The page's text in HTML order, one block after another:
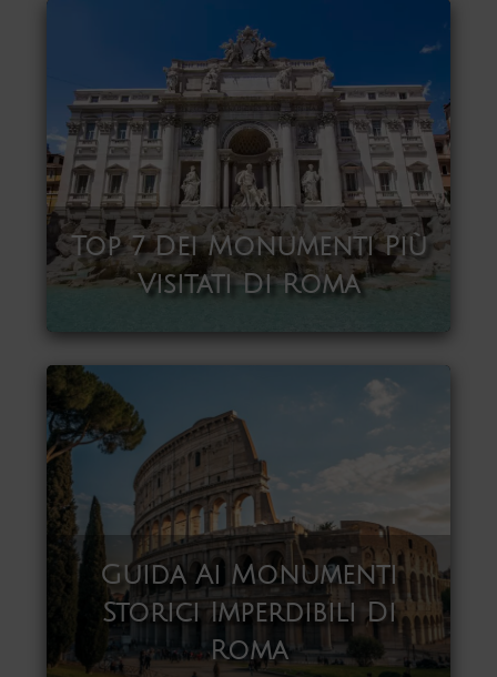
Top 7 Dei Monumenti Più
Visitati Di Roma
Guida Ai Monumenti
Storici Imperdibili Di
Roma